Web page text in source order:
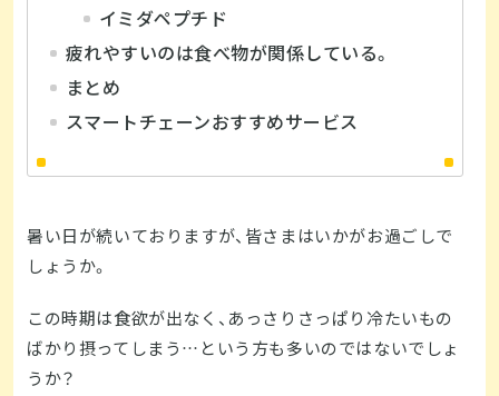
イミダペプチド
疲れやすいのは食べ物が関係している。
まとめ
スマートチェーンおすすめサービス
暑い日が続いておりますが、皆さまはいかがお過ごしで
しょうか。
この時期は食欲が出なく、あっさりさっぱり冷たいもの
ばかり摂ってしまう…という方も多いのではないでしょ
うか？